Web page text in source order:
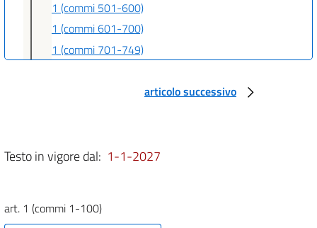
1 (commi 501-600)
1 (commi 601-700)
1 (commi 701-749)
Allegato 2
Elenco 1
Elenco 1
articolo successivo
Testo in vigore dal: 1-1-2027
art. 1 (commi 1-100)